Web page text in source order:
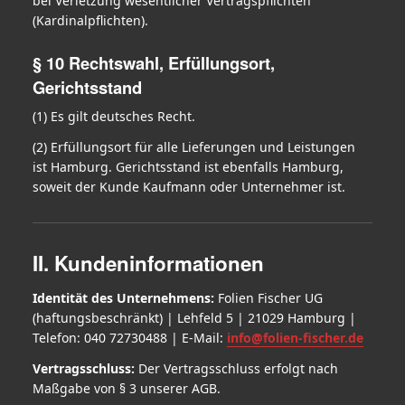
(Kardinalpflichten).
§ 10 Rechtswahl, Erfüllungsort,
Gerichtsstand
(1) Es gilt deutsches Recht.
(2) Erfüllungsort für alle Lieferungen und Leistungen
ist Hamburg. Gerichtsstand ist ebenfalls Hamburg,
soweit der Kunde Kaufmann oder Unternehmer ist.
II. Kundeninformationen
Identität des Unternehmens: Folien Fischer UG
(haftungsbeschränkt) | Lehfeld 5 | 21029 Hamburg |
Telefon: 040 72730488 | E-Mail: info@folien-fischer.de
Vertragsschluss: Der Vertragsschluss erfolgt nach
Maßgabe von § 3 unserer AGB.